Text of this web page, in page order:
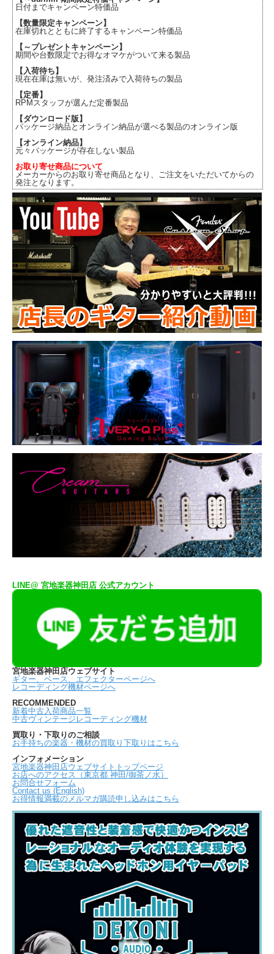
日付までキャンペーン特価品
【数量限定キャンペーン】
在庫切れとともに終了するキャンペーン特価品
【～プレゼントキャンペーン】
期間や台数限定でお得なオマケがついて来る製品
【入荷待ち】
現在在庫は無いが、発注済みで入荷待ちの製品
【定番】
RPMスタッフが選んだ定番製品
【ダウンロード版】
パッケージ納品とオンライン納品が選べる製品のオンライン版
【オンライン納品】
元々パッケージが存在しない製品
お取り寄せ商品について
メーカーからのお取り寄せ商品となり、ご注文をいただいてからの
発注となります。
LINE@ 宮地楽器神田店 公式アカウント
宮地楽器神田店ウェブサイト
ギター、ベース、エフェクターページへ
レコーディング機材ページへ
RECOMMENDED
新着中古入荷商品一覧
中古ヴィンテージレコーディング機材
買取り・下取りのご相談
お手持ちの楽器・機材の買取り下取りはこちら
インフォメーション
宮地楽器神田店ウェブサイトトップページ
お店へのアクセス（東京都 神田/御茶ノ水）
お問合せフォーム
Contact us (English)
お得情報満載のメルマガ購読申し込みはこちら